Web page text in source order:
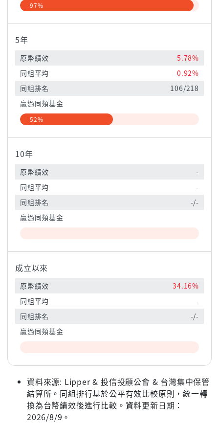
97%
5年
原幣績效
5.78%
同組平均
0.92%
同組排名
106/218
贏過同類基金
52%
10年
原幣績效
-
同組平均
-
同組排名
-/-
贏過同類基金
成立以來
原幣績效
34.16%
同組平均
-
同組排名
-/-
贏過同類基金
資料來源: Lipper & 投信投顧公會 & 台灣集中保管
結算所。同組排行基於公平有效比較原則，統一轉
換為台幣績效後進行比較。資料更新日期：
2026/8/9。